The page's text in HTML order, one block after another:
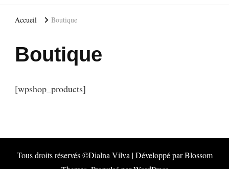
Accueil Boutique
Boutique
[wpshop_products]
Tous droits réservés ©Dialna Vilva | Développé parBlossom